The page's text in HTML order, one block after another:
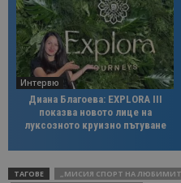
Интервю
Диана Благоева: EXPLORA III
показва новото лице на
луксозното круизно пътуване
ТАГОВЕ „МИСИЯ СПОРТ НА